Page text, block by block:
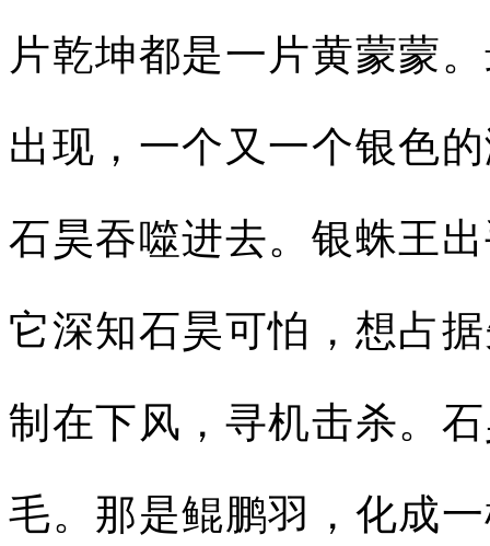
片乾坤都是一片黄蒙蒙
出现，一个又一个银色
石昊吞噬进去。银蛛王
它深知石昊可怕，想占
制在下风，寻机击杀。
毛。那是鲲鹏羽，化成